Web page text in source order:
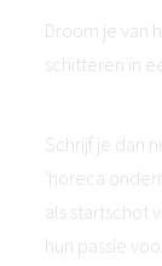
Droom je van
schitteren in
Schrijf je dan
'horeca
als startschot
hun passie